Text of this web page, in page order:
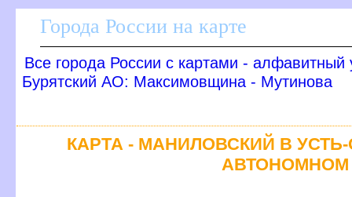
Города России на карте
се города России с картами - алфавитный
Бурятский АО: Максимовщина - Мутинова
КАРТА - МАНИЛОВСКИЙ В
АВТОНОМНОМ